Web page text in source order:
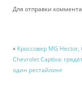
Для отправки
« Кроссовер MG Hector,
Chevrolet Captiva:
один рестайлинг